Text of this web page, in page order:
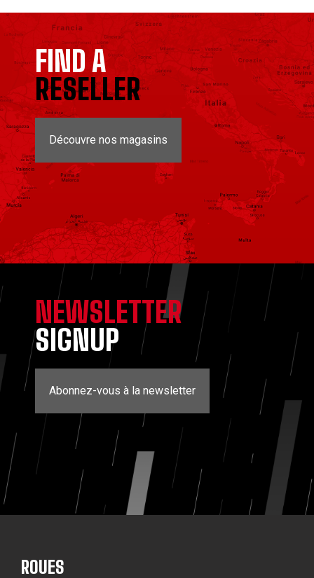
FIND A
RESELLER
Découvre nos magasins
NEWSLETTER
SIGNUP
Abonnez-vous à la newsletter
ROUES